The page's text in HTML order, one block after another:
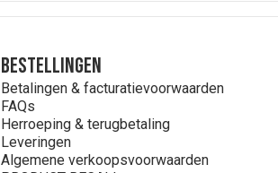
Bestellingen
Betalingen & facturatievoorwaarden
FAQs
Herroeping & terugbetaling
Leveringen
Algemene verkoopsvoorwaarden